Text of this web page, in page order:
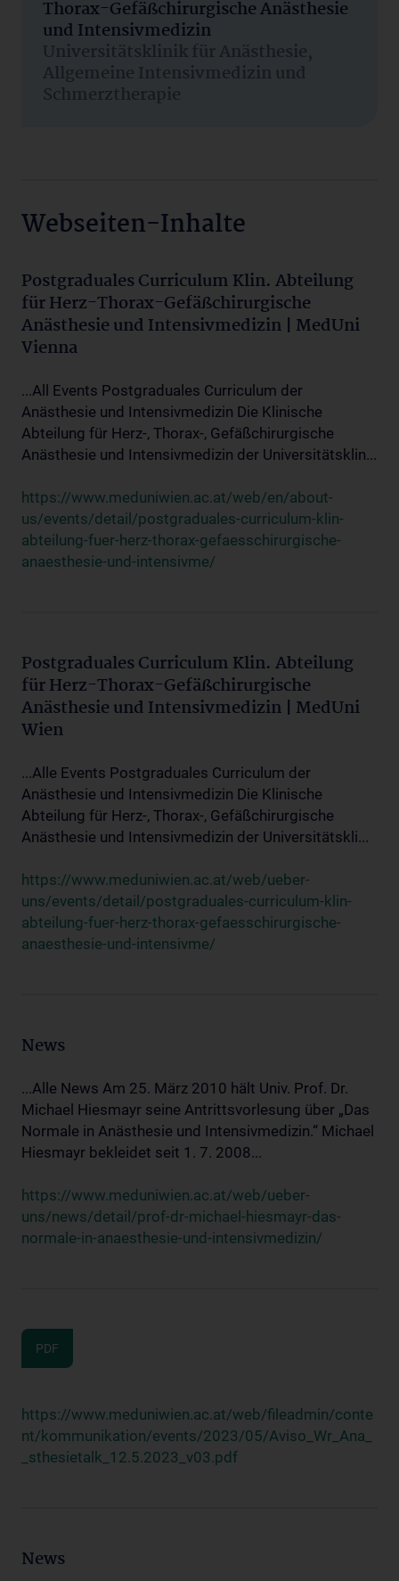
Thorax-Gefäßchirurgische Anästhesie
und Intensivmedizin
Universitätsklinik für Anästhesie,
Allgemeine Intensivmedizin und
Schmerztherapie
Webseiten-Inhalte
Postgraduales Curriculum Klin. Abteilung
für Herz-Thorax-Gefäßchirurgische
Anästhesie und Intensivmedizin | MedUni
Vienna
...All Events Postgraduales Curriculum der
Anästhesie und Intensivmedizin Die Klinische
Abteilung für Herz-, Thorax-, Gefäßchirurgische
Anästhesie und Intensivmedizin der Universitätsklin...
https://www.meduniwien.ac.at/web/en/about-
us/events/detail/postgraduales-curriculum-klin-
abteilung-fuer-herz-thorax-gefaesschirurgische-
anaesthesie-und-intensivme/
Postgraduales Curriculum Klin. Abteilung
für Herz-Thorax-Gefäßchirurgische
Anästhesie und Intensivmedizin | MedUni
Wien
...Alle Events Postgraduales Curriculum der
Anästhesie und Intensivmedizin Die Klinische
Abteilung für Herz-, Thorax-, Gefäßchirurgische
Anästhesie und Intensivmedizin der Universitätskli...
https://www.meduniwien.ac.at/web/ueber-
uns/events/detail/postgraduales-curriculum-klin-
abteilung-fuer-herz-thorax-gefaesschirurgische-
anaesthesie-und-intensivme/
News
...Alle News Am 25. März 2010 hält Univ. Prof. Dr.
Michael Hiesmayr seine Antrittsvorlesung über „Das
Normale in Anästhesie und Intensivmedizin.“ Michael
Hiesmayr bekleidet seit 1. 7. 2008...
https://www.meduniwien.ac.at/web/ueber-
uns/news/detail/prof-dr-michael-hiesmayr-das-
normale-in-anaesthesie-und-intensivmedizin/
PDF
https://www.meduniwien.ac.at/web/fileadmin/conte
nt/kommunikation/events/2023/05/Aviso_Wr_Ana_
_sthesietalk_12.5.2023_v03.pdf
News